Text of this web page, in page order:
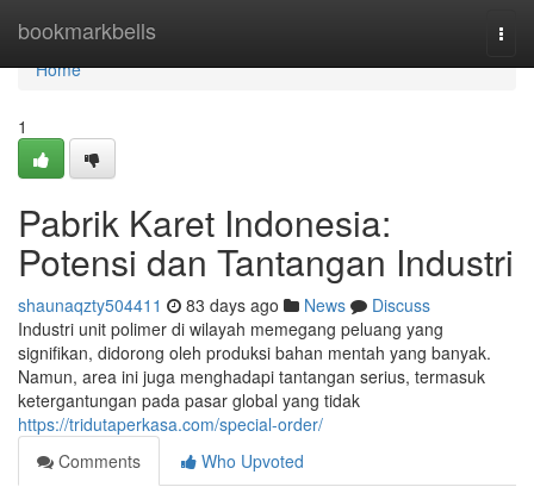
bookmarkbells
Home
Home
1
Pabrik Karet Indonesia:
Potensi dan Tantangan Industri
shaunaqzty504411 83 days ago News
Discuss
Industri unit polimer di wilayah memegang peluang yang
signifikan, didorong oleh produksi bahan mentah yang banyak.
Namun, area ini juga menghadapi tantangan serius, termasuk
ketergantungan pada pasar global yang tidak
https://tridutaperkasa.com/special-order/
Comments
Who Upvoted